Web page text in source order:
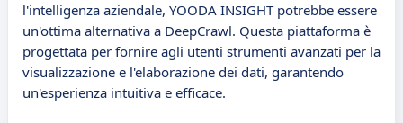
l'intelligenza aziendale, YOODA INSIGHT potrebbe essere
un'ottima alternativa a DeepCrawl. Questa piattaforma è
progettata per fornire agli utenti strumenti avanzati per la
visualizzazione e l'elaborazione dei dati, garantendo
un'esperienza intuitiva e efficace.